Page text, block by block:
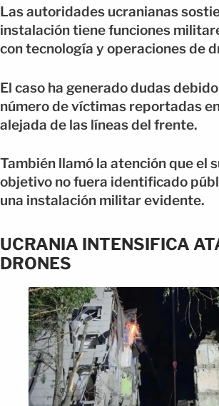
Las autoridades ucranianas
instalación tiene funciones
con tecnología y operaciones de
El caso ha generado dudas
número de víctimas reportadas
alejada de las líneas del frente.
También llamó la atención que el
objetivo no fuera identificado
una instalación militar evidente.
UCRANIA INTENSIFICA
DRONES